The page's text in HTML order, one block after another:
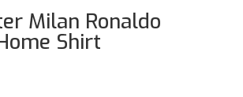
Milan Ronaldo
Shirt